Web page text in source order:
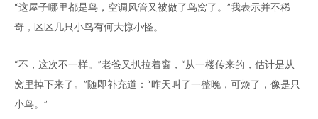
“这屋子哪里都是鸟，空调风管又被做了鸟窝了。”我表示并不稀
奇，区区几只小鸟有何大惊小怪。
“不，这次不一样。”老爸又扒拉着窗，“从一楼传来的，估计是从
窝里掉下来了。”随即补充道：“昨天叫了一整晚，可烦了，像是只
小鸟。”